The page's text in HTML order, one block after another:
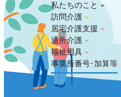
私たちのこと arrow_drop_down
社内委員会
社内研修
会社案内
プライバシ
訪問介護 arrow_drop_down
訪問介護に
サービス内
スタッフ紹
居宅介護支援 arrow_drop_down
居宅介護支
サービス内
スタッフ紹
通所介護 arrow_drop_down
通所介護に
サービス内
スタッフ紹
福祉用具 arrow_drop_down
福祉用具に
サービス内
事業所番号･加算等